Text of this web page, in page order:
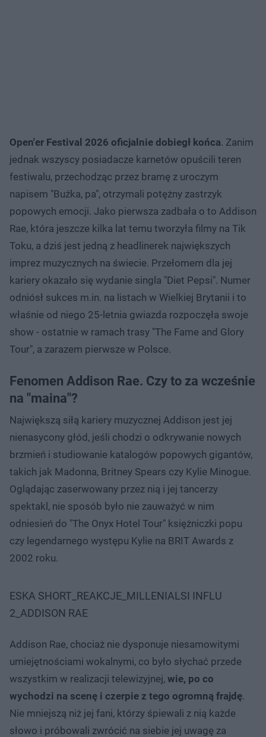
Open'er Festival 2026 oficjalnie dobiegł końca. Zanim
jednak wszyscy posiadacze karnetów opuścili teren
festiwalu, przechodząc przez bramę z uroczym
napisem "Buźka, pa", otrzymali potężny zastrzyk
popowych emocji. Jako pierwsza zadbała o to Addison
Rae, która jeszcze kilka lat temu tworzyła filmy na Tik
Toku, a dziś jest jedną z headlinerek największych
imprez muzycznych na świecie. Przełomem dla jej
kariery okazało się wydanie singla "Diet Pepsi". Numer
odniósł sukces m.in. na listach w Wielkiej Brytanii i to
właśnie od niego 25-letnia gwiazda rozpoczęła swoje
show - ostatnie w ramach trasy "The Fame and Glory
Tour", a zarazem pierwsze w Polsce.
Fenomen Addison Rae. Czy to za wcześnie
na "maina"?
Największą siłą kariery muzycznej Addison jest jej
nienasycony głód, jeśli chodzi o odkrywanie nowych
brzmień i studiowanie katalogów popowych gigantów,
takich jak Madonna, Britney Spears czy Kylie Minogue.
Oglądając zaserwowany przez nią i jej tancerzy
spektakl, nie sposób było nie zauważyć w nim
odniesień do "The Onyx Hotel Tour" księżniczki popu
czy legendarnego występu Kylie na BRIT Awards z
2002 roku.
ESKA SHORT_REAKCJE_MILLENIALSI INFLU
2_ADDISON RAE
Addison Rae, chociaż nie dysponuje niesamowitymi
umiejętnościami wokalnymi, co było słychać przede
wszystkim w realizacji telewizyjnej, wie, po co
wychodzi na scenę i czerpie z tego ogromną frajdę.
Nie mniejszą niż jej fani, którzy śpiewali z nią każde
słowo i próbowali zwrócić na siebie jej uwagę za